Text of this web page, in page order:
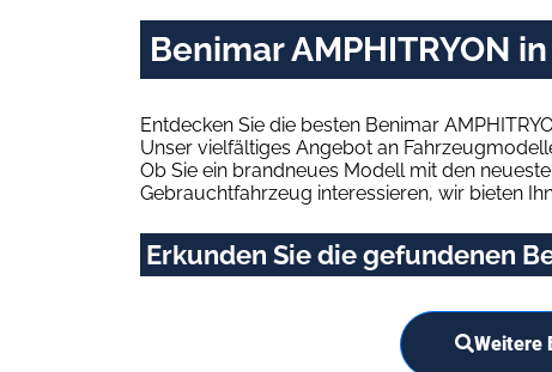
Benimar AMPHITRYON
Entdecken Sie die besten Benimar
Unser vielfältiges Angebot an
Ob Sie ein brandneues Modell mit den
Gebrauchtfahrzeug interessieren, wir bieten
Erkunden Sie die gefundenen
Weitere